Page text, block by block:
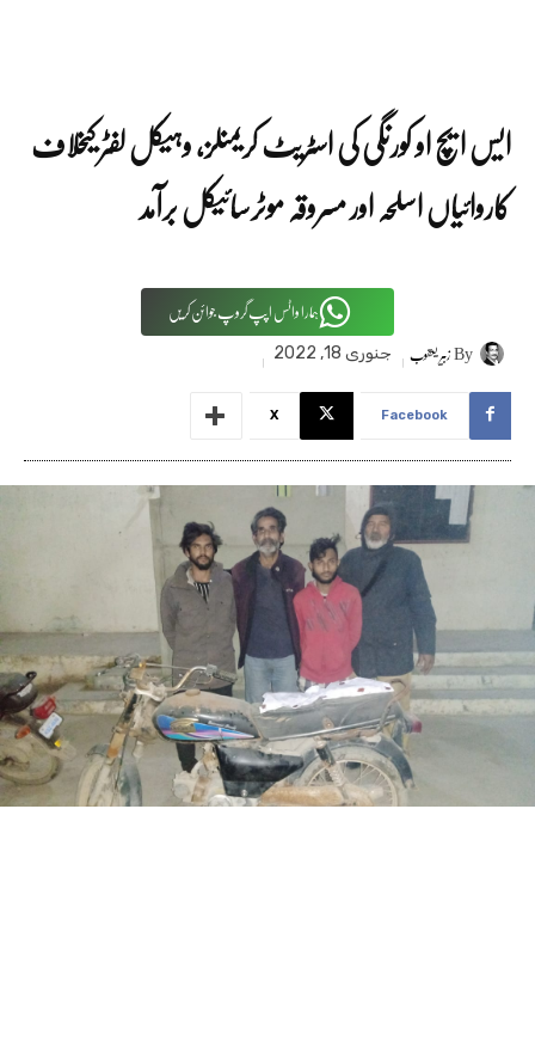
ایس ایچ او کورنگی کی اسٹریٹ کریمنلز، وہیکل لفٹر کیخلاف
کاروائیاں اسلحہ اور مسروقہ موٹرسائیکل برآمد
ہمارا واٹس اپپ گروپ جوائن کریں
Byزبیر یعقوب جنوری 18, 2022
Facebook
X